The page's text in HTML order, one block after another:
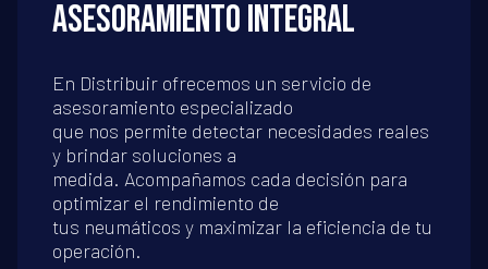
ASESORAMIENTO INTEGRAL
En Distribuir ofrecemos un servicio de
asesoramiento especializado
que nos permite detectar necesidades reales
y brindar soluciones a
medida. Acompañamos cada decisión para
optimizar el rendimiento de
tus neumáticos y maximizar la eficiencia de tu
operación.